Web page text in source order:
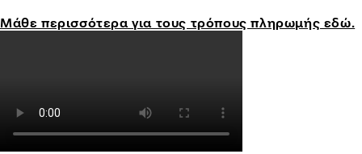
Μάθε περισσότερα για τους τρόπους πληρωμής εδώ.